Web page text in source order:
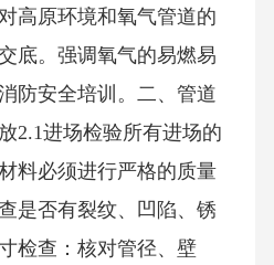
高原环境和氧气管道的
底。强调氧气的易燃易
防安全培训。二、管道
2.1进场检验所有进场的
料必须进行严格的质量
是否有裂纹、凹陷、锈
检查：核对管径、壁